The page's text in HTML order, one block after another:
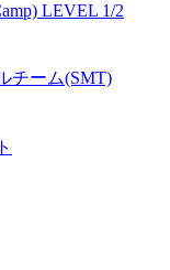
LEVEL 1/2
チーム(SMT)